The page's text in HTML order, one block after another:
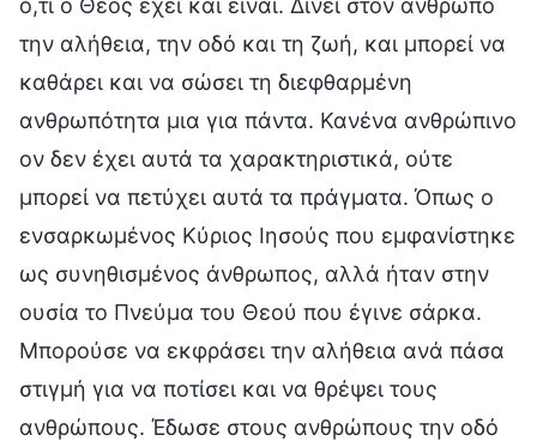
την αλήθεια, την οδό και τη ζωή, και μπορεί να
καθάρει και να σώσει τη διεφθαρμένη
ανθρωπότητα μια για πάντα. Κανένα ανθρώπινο
ον δεν έχει αυτά τα χαρακτηριστικά, ούτε
μπορεί να πετύχει αυτά τα πράγματα. Όπως ο
ενσαρκωμένος Κύριος Ιησούς που εμφανίστηκε
ως συνηθισμένος άνθρωπος, αλλά ήταν στην
ουσία το Πνεύμα του Θεού που έγινε σάρκα.
Μπορούσε να εκφράσει την αλήθεια ανά πάσα
στιγμή για να ποτίσει και να θρέψει τους
ανθρώπους. Έδωσε στους ανθρώπους την οδό